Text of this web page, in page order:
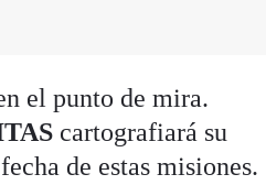
el punto de mira.
cartografiará su
de estas misiones.